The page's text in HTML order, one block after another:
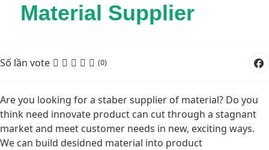
Material Supplier
Số lần vote (0)
Are you looking for a staber supplier of material? Do you
think need innovate product can cut through a stagnant
market and meet customer needs in new, exciting ways.
We can build desidned material into product